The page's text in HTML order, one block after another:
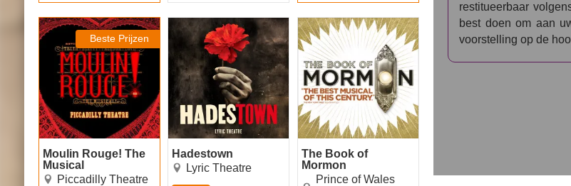
restitueerbaar
best doen om aan
voorstelling op de
Beste Prijzen
Moulin Rouge! The
Musical
Piccadilly Theatre
Moulin Rouge! The
Musical
Hadestown
Lyric Theatre
Hadestown
The Book of
Mormon
Prince of Wales
The Book of Mormon